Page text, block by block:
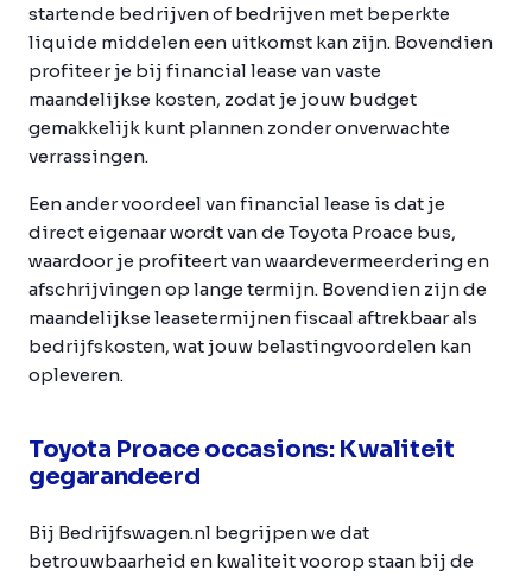
startende bedrijven of bedrijven met beperkte
liquide middelen een uitkomst kan zijn. Bovendien
profiteer je bij financial lease van vaste
maandelijkse kosten, zodat je jouw budget
gemakkelijk kunt plannen zonder onverwachte
verrassingen.
Een ander voordeel van financial lease is dat je
direct eigenaar wordt van de Toyota Proace bus,
waardoor je profiteert van waardevermeerdering en
afschrijvingen op lange termijn. Bovendien zijn de
maandelijkse leasetermijnen fiscaal aftrekbaar als
bedrijfskosten, wat jouw belastingvoordelen kan
opleveren.
Toyota Proace occasions: Kwaliteit
gegarandeerd
Bij Bedrijfswagen.nl begrijpen we dat
betrouwbaarheid en kwaliteit voorop staan bij de